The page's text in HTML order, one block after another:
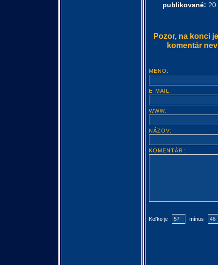
publikované:
Pozor, na konci
komentár
MENO:
E-MAIL:
WWW:
NÁZOV:
KOMENTÁR:
Koľko je mínus